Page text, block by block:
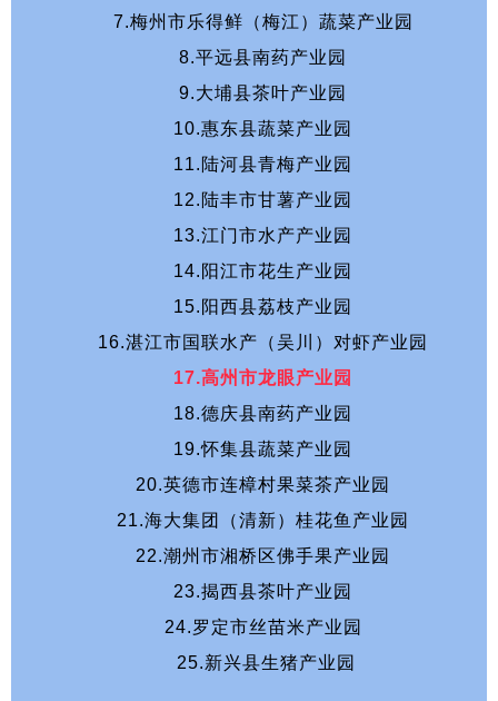
7.梅州市乐得鲜（梅江）蔬菜产业园
8.平远县南药产业园
9.大埔县茶叶产业园
10.惠东县蔬菜产业园
11.陆河县青梅产业园
12.陆丰市甘薯产业园
13.江门市水产产业园
14.阳江市花生产业园
15.阳西县荔枝产业园
16.湛江市国联水产（吴川）对虾产业园
17.高州市龙眼产业园
18.德庆县南药产业园
19.怀集县蔬菜产业园
20.英德市连樟村果菜茶产业园
21.海大集团（清新）桂花鱼产业园
22.潮州市湘桥区佛手果产业园
23.揭西县茶叶产业园
24.罗定市丝苗米产业园
25.新兴县生猪产业园